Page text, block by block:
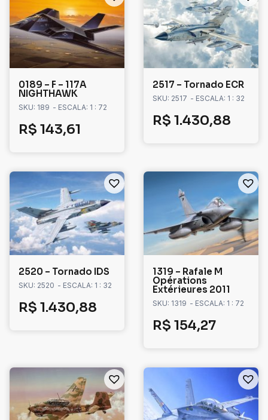
0189 – F – 117A
NIGHTHAWK
SKU: 189 - ESCALA: 1 : 72
R$ 143,61
2517 – Tornado ECR
SKU: 2517 - ESCALA: 1 : 32
R$ 1.430,88
2520 – Tornado IDS
SKU: 2520 - ESCALA: 1 : 32
R$ 1.430,88
1319 – Rafale M
Opérations
Extérieures 2011
SKU: 1319 - ESCALA: 1 : 72
R$ 154,27